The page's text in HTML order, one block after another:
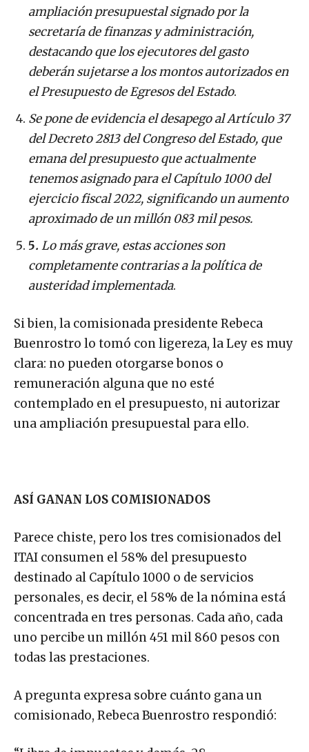
ampliación presupuestal signado por la
secretaría de finanzas y administración,
destacando que los ejecutores del gasto
deberán sujetarse a los montos autorizados en
el Presupuesto de Egresos del Estado.
Se pone de evidencia el desapego al Artículo 37
del Decreto 2813 del Congreso del Estado, que
emana del presupuesto que actualmente
tenemos asignado para el Capítulo 1000 del
ejercicio fiscal 2022, significando un aumento
aproximado de un millón 083 mil pesos.
5. Lo más grave, estas acciones son
completamente contrarias a la política de
austeridad implementada.
Si bien, la comisionada presidente Rebeca
Buenrostro lo tomó con ligereza, la Ley es muy
clara: no pueden otorgarse bonos o
remuneración alguna que no esté
contemplado en el presupuesto, ni autorizar
una ampliación presupuestal para ello.
ASÍ GANAN LOS COMISIONADOS
Parece chiste, pero los tres comisionados del
ITAI consumen el 58% del presupuesto
destinado al Capítulo 1000 o de servicios
personales, es decir, el 58% de la nómina está
concentrada en tres personas. Cada año, cada
uno percibe un millón 451 mil 860 pesos con
todas las prestaciones.
A pregunta expresa sobre cuánto gana un
comisionado, Rebeca Buenrostro respondió: